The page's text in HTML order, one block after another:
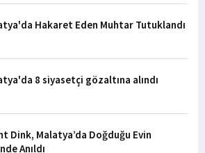
Hakaret Eden Muhtar Tutuklandı
8 siyasetçi gözaltına alındı
Dink, Malatya’da Doğduğu Evin
Anıldı